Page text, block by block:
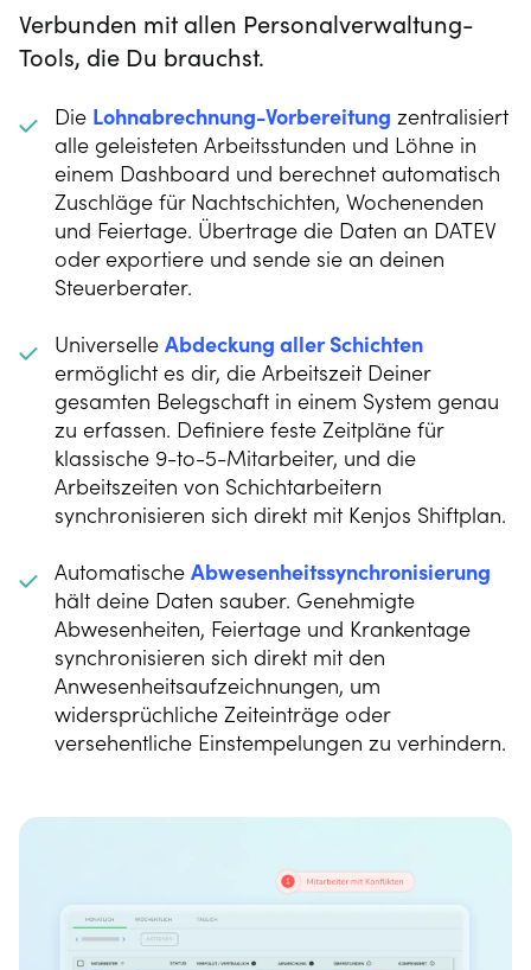
Verbunden mit allen Personalverwaltung-
Tools, die Du brauchst.
Die Lohnabrechnung-Vorbereitung zentralisiert
alle geleisteten Arbeitsstunden und Löhne in
einem Dashboard und berechnet automatisch
Zuschläge für Nachtschichten, Wochenenden
und Feiertage. Übertrage die Daten an DATEV
oder exportiere und sende sie an deinen
Steuerberater.
Universelle Abdeckung aller Schichten
ermöglicht es dir, die Arbeitszeit Deiner
gesamten Belegschaft in einem System genau
zu erfassen. Definiere feste Zeitpläne für
klassische 9-to-5-Mitarbeiter, und die
Arbeitszeiten von Schichtarbeitern
synchronisieren sich direkt mit Kenjos Shiftplan.
Automatische Abwesenheitssynchronisierung
hält deine Daten sauber. Genehmigte
Abwesenheiten, Feiertage und Krankentage
synchronisieren sich direkt mit den
Anwesenheitsaufzeichnungen, um
widersprüchliche Zeiteinträge oder
versehentliche Einstempelungen zu verhindern.